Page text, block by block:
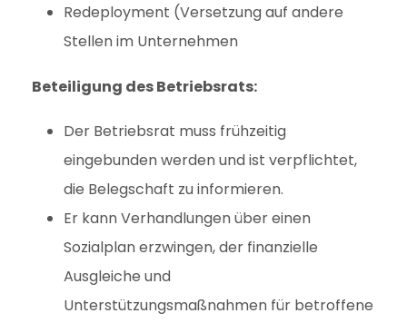
Redeployment (Versetzung auf andere
Stellen im Unternehmen
Beteiligung des Betriebsrats:
Der Betriebsrat muss frühzeitig
eingebunden werden und ist verpflichtet,
die Belegschaft zu informieren.
Er kann Verhandlungen über einen
Sozialplan erzwingen, der finanzielle
Ausgleiche und
Unterstützungsmaßnahmen für betroffene